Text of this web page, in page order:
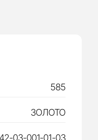
585
ЗОЛОТО
03-001-01-03